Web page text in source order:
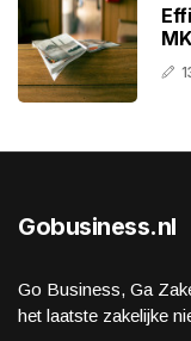
Gobusiness.nl
Go Business, Ga
het laatste zakelijke